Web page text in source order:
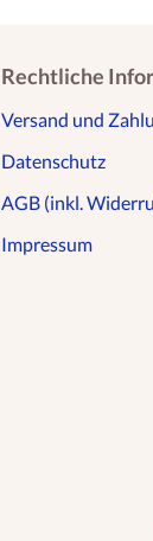
Rechtliche
Versand und
Datenschutz
AGB (inkl.
Impressum